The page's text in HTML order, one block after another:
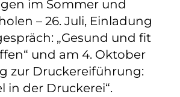
im Sommer und
– 26. Juli, Einladung
„Gesund und fit
und am 4. Oktober
zur Druckereiführung:
in der Druckerei“.